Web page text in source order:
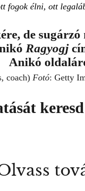
fogok élni, ott
de
Ragyogj
Anikó
coach) Fotó: Getty
keresd